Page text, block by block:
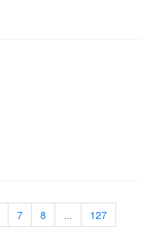
7 8 ...
127